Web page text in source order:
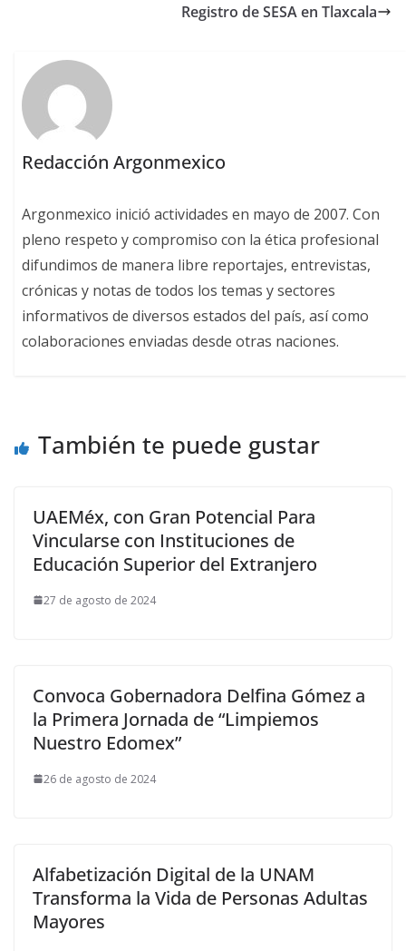
Registro de SESA en Tlaxcala
Redacción Argonmexico
Argonmexico inició actividades en mayo de 2007. Con
pleno respeto y compromiso con la ética profesional
difundimos de manera libre reportajes, entrevistas,
crónicas y notas de todos los temas y sectores
informativos de diversos estados del país, así como
colaboraciones enviadas desde otras naciones.
También te puede gustar
UAEMéx, con Gran Potencial Para
Vincularse con Instituciones de
Educación Superior del Extranjero
27 de agosto de 2024
Convoca Gobernadora Delfina Gómez a
la Primera Jornada de “Limpiemos
Nuestro Edomex”
26 de agosto de 2024
Alfabetización Digital de la UNAM
Transforma la Vida de Personas Adultas
Mayores